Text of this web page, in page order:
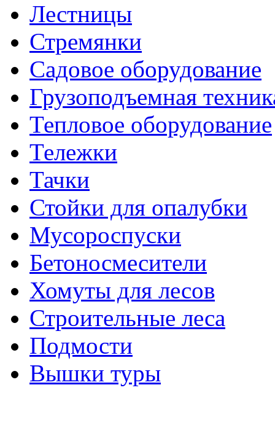
Лестницы
Стремянки
Садовое оборудование
Грузоподъемная
Тепловое оборудование
Тележки
Тачки
Стойки для опалубки
Мусороспуски
Бетоносмесители
Хомуты для лесов
Строительные леса
Подмости
Вышки туры